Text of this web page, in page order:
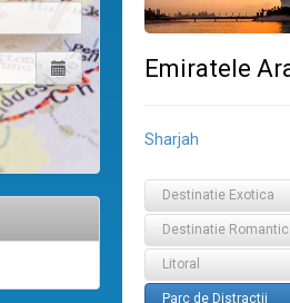
Emiratele
Sharjah
Destinatie Exotica
Destinatie
Litoral
Parc de Distractii